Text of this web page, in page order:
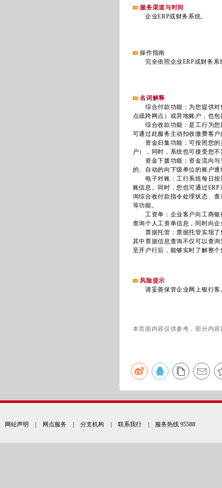
服务渠道与时间
企业ERP或财务系统。
操作指南
完全依照企业ERP或财务系
名词解释
综合付款功能：为您提供对
点或跨网点）或异地账户，也
综合收款功能：是工行为您
可通过此服务主动扣收缴费客
资金归集功能：可按照您的
户），同时，系统也可接受您
资金下拨功能：资金流向与
的、自动的向下级单位的账户
电子对账：工行系统每日按
账信息。同时，您也可通过
询综合收付款指令处理状态、
等功能。
工资单：企业客户向工商银
查询个人工资单信息，同时向
票据托管：票据托管实现了
其中票据信息查询不仅可以查
至开户行后，能够实时了解整
风险提示
请妥善保管企业网上银行客
本页面内容仅供参考，部分内
网站声明 网点服务 分支机构 联系我行 | 服务热线 95588